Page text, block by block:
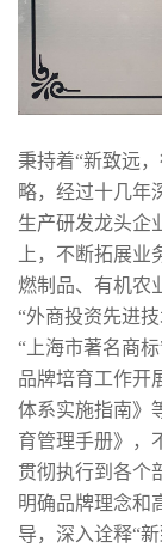
秉持着“新致远
略，经过十几年
生产研发龙头企
上，不断拓展业
燃制品、有机农
“外商投资先进技
“上海市著名商
品牌培育工作开
体系实施指南》
育管理手册》，
贯彻执行到各个
明确品牌理念和
导，深入诠释“